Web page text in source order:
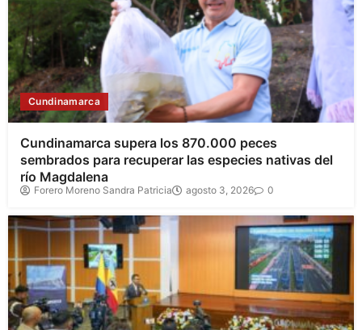
Cundinamarca
Cundinamarca supera los 870.000 peces
sembrados para recuperar las especies nativas del
río Magdalena
Forero Moreno Sandra Patricia agosto 3, 2026 0